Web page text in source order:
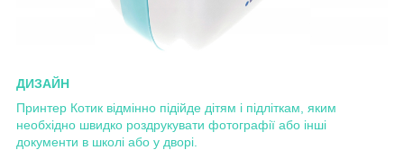
ДИЗАЙН
Принтер Котик відмінно підійде дітям і підліткам, яким
необхідно швидко роздрукувати фотографії або інші
документи в школі або у дворі.